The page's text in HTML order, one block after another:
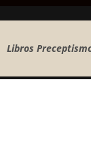
Libros